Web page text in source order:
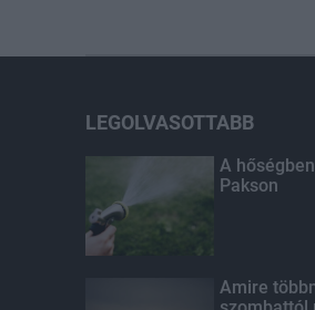
LEGOLVASOTTABB
A
Pakson
Amire